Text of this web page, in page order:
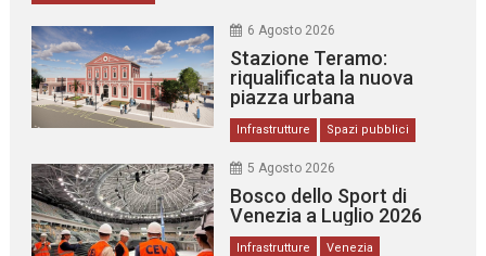
6 Agosto 2026
Stazione Teramo:
riqualificata la nuova
piazza urbana
Infrastrutture Spazi pubblici
5 Agosto 2026
Bosco dello Sport di
Venezia a Luglio 2026
Infrastrutture Venezia